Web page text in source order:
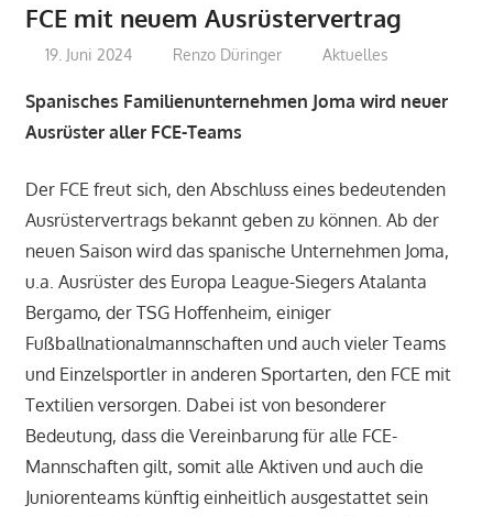
FCE mit neuem Ausrüstervertrag
19. Juni 2024 Renzo Düringer Aktuelles
Spanisches Familienunternehmen Joma wird neuer
Ausrüster aller FCE-Teams
Der FCE freut sich, den Abschluss eines bedeutenden
Ausrüstervertrags bekannt geben zu können. Ab der
neuen Saison wird das spanische Unternehmen Joma,
u.a. Ausrüster des Europa League-Siegers Atalanta
Bergamo, der TSG Hoffenheim, einiger
Fußballnationalmannschaften und auch vieler Teams
und Einzelsportler in anderen Sportarten, den FCE mit
Textilien versorgen. Dabei ist von besonderer
Bedeutung, dass die Vereinbarung für alle FCE-
Mannschaften gilt, somit alle Aktiven und auch die
Juniorenteams künftig einheitlich ausgestattet sein